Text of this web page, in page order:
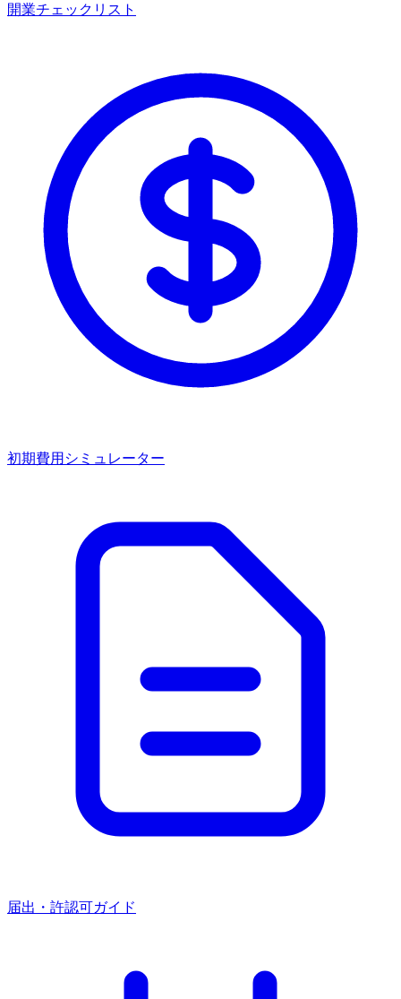
開業チェックリスト
初期費用シミュレーター
届出・許認可ガイド